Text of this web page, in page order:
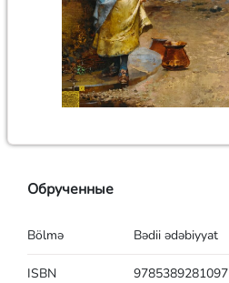
Обрученные
Bölmə Bədii ədəbiyyat
ISBN 9785389281097